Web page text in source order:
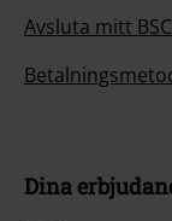
Avsluta mitt
Dina